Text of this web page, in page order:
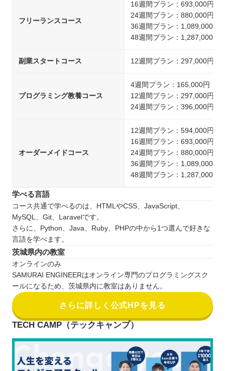
フリーランスコース
16週間プラン：693,000円
24週間プラン：880,000円
36週間プラン：1,089,000円
48週間プラン：1,287,000円
副業スタートコース 12週間プラン：297,000円
プログラミング教養コース
4週間プラン：165,000円
12週間プラン：297,000円
24週間プラン：396,000円
オーダーメイドコース
12週間プラン：594,000円
16週間プラン：693,000円
24週間プラン：880,000円
36週間プラン：1,089,000円
48週間プラン：1,287,000円
学べる言語
コース共通で学べるのは、HTMLやCSS、JavaScript、
MySQL、Git、Laravelです。
さらに、Python、Java、Ruby、PHPの中から1つ選んで好きな
言語を学べます。
茨城県内の教室
オンラインのみ
SAMURAI ENGINEERはオンライン専門のプログラミングスク
ールになるため、茨城県内に教室はありません。
さらに詳しく公式HPを見る
TECH CAMP（テックキャンプ）